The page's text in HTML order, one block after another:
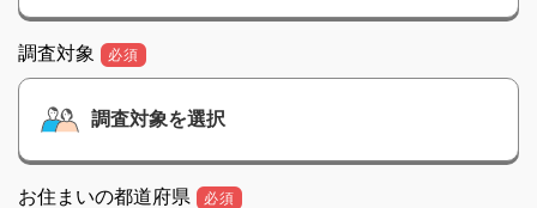
調査対象 必須
お住まいの都道府県 必須